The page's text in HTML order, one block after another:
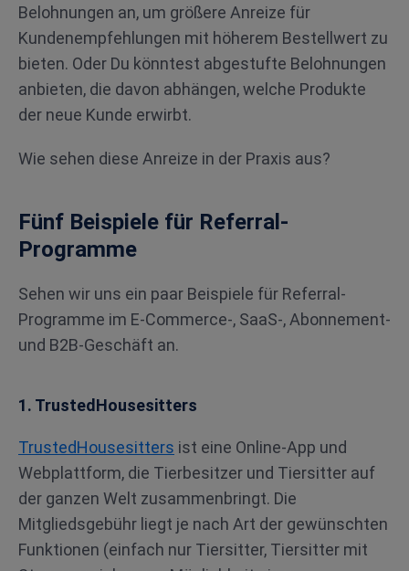
Belohnungen an, um größere Anreize für
Kundenempfehlungen mit höherem Bestellwert zu
bieten. Oder Du könntest abgestufte Belohnungen
anbieten, die davon abhängen, welche Produkte
der neue Kunde erwirbt.
Wie sehen diese Anreize in der Praxis aus?
Fünf Beispiele für Referral-
Programme
Sehen wir uns ein paar Beispiele für Referral-
Programme im E-Commerce-, SaaS-, Abonnement-
und B2B-Geschäft an.
1. TrustedHousesitters
TrustedHousesitters ist eine Online-App und
Webplattform, die Tierbesitzer und Tiersitter auf
der ganzen Welt zusammenbringt. Die
Mitgliedsgebühr liegt je nach Art der gewünschten
Funktionen (einfach nur Tiersitter, Tiersitter mit